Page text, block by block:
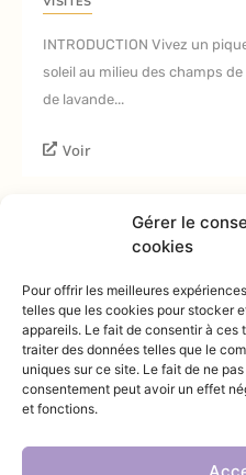
Gérer le
cookies
Pour offrir les meilleures
telles que les cookies pour stocker
appareils. Le fait de consentir à ces
traiter des données telles que le
uniques sur ce site. Le fait de ne
consentement peut avoir un effet
et fonctions.
INTRODUCTION Vivez un
soleil au milieu des champs
de lavande...
Voir